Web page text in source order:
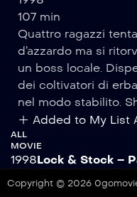
107 min
Quattro ragazzi
d’azzardo ma si
un boss locale.
dei coltivatori di
nel modo stabilito.
Added to My List
ALL
MOVIE
1998Lock & Stock –
Copyright © 2026